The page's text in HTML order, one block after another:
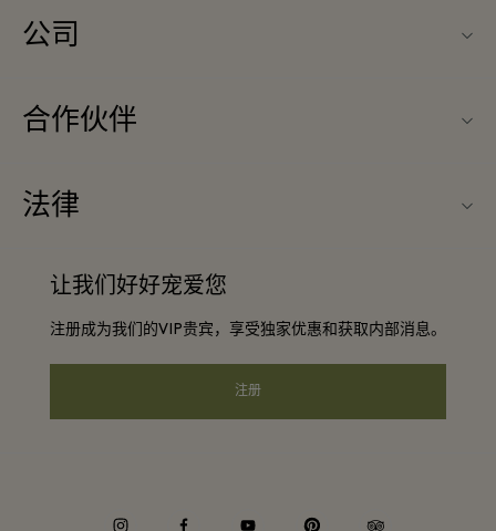
公司
关于Maasmechelen Village（马斯梅克林购物村）
工作机会
下载应用程序
合作伙伴
成为合作伙伴
酒店及景点合作伙伴
法律
会员条款与条件
让我们好好宠爱您
注册成为我们的VIP贵宾，享受独家优惠和获取内部消息。
注册
instagramfacebookyoutube pinterest tripadvisor